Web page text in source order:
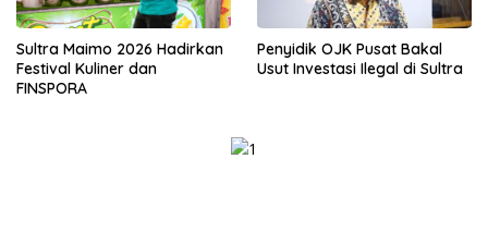
Sultra Maimo 2026 Hadirkan
Festival Kuliner dan
FINSPORA
Penyidik OJK Pusat Bakal
Usut Investasi Ilegal di Sultra